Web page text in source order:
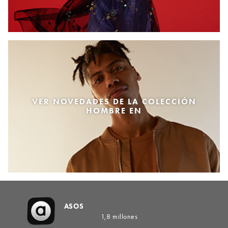
VER NOVEDADES DE LA COLECCIÓN
HOMBRE EN
ASOS
1,8 millones